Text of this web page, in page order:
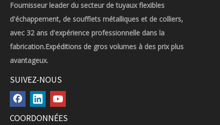
Fournisseur leader du secteur de tuyaux flexibles
d'échappement, de soufflets métalliques et de colliers,
avec 32 ans d'expérience professionnelle dans la
fabrication.Expéditions de gros volumes à des prix plus
avantageux.
SUIVEZ-NOUS
COORDONNÉES